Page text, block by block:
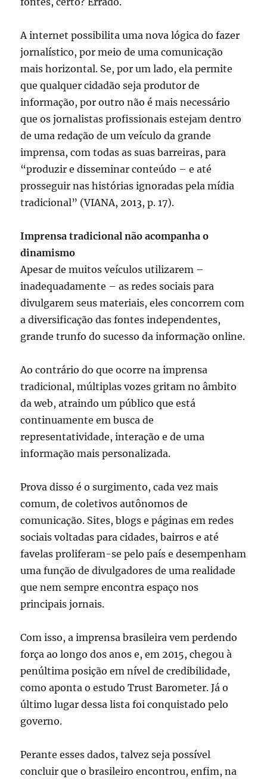
A internet possibilita uma nova lógica do fazer
jornalístico, por meio de uma comunicação
mais horizontal. Se, por um lado, ela permite
que qualquer cidadão seja produtor de
informação, por outro não é mais necessário
que os jornalistas profissionais estejam dentro
de uma redação de um veículo da grande
imprensa, com todas as suas barreiras, para
“produzir e disseminar conteúdo – e até
prosseguir nas histórias ignoradas pela mídia
tradicional” (VIANA, 2013, p. 17).
Imprensa tradicional não acompanha o
dinamismo
Apesar de muitos veículos utilizarem –
inadequadamente – as redes sociais para
divulgarem seus materiais, eles concorrem com
a diversificação das fontes independentes,
grande trunfo do sucesso da informação online.
Ao contrário do que ocorre na imprensa
tradicional, múltiplas vozes gritam no âmbito
da web, atraindo um público que está
continuamente em busca de
representatividade, interação e de uma
informação mais personalizada.
Prova disso é o surgimento, cada vez mais
comum, de coletivos autônomos de
comunicação. Sites, blogs e páginas em redes
sociais voltadas para cidades, bairros e até
favelas proliferam-se pelo país e desempenham
uma função de divulgadores de uma realidade
que nem sempre encontra espaço nos
principais jornais.
Com isso, a imprensa brasileira vem perdendo
força ao longo dos anos e, em 2015, chegou à
penúltima posição em nível de credibilidade,
como aponta o estudo Trust Barometer. Já o
último lugar dessa lista foi conquistado pelo
governo.
Perante esses dados, talvez seja possível
concluir que o brasileiro encontrou, enfim, na